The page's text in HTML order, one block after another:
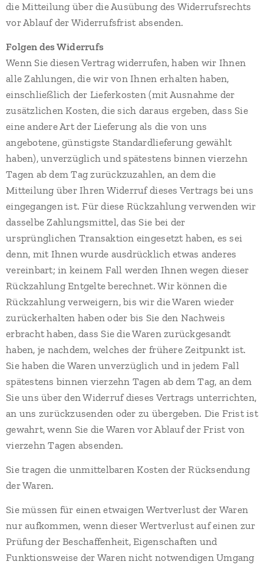
die Mitteilung über die Ausübung des Widerrufsrechts
vor Ablauf der Widerrufsfrist absenden.
Folgen des Widerrufs
Wenn Sie diesen Vertrag widerrufen, haben wir Ihnen
alle Zahlungen, die wir von Ihnen erhalten haben,
einschließlich der Lieferkosten (mit Ausnahme der
zusätzlichen Kosten, die sich daraus ergeben, dass Sie
eine andere Art der Lieferung als die von uns
angebotene, günstigste Standardlieferung gewählt
haben), unverzüglich und spätestens binnen vierzehn
Tagen ab dem Tag zurückzuzahlen, an dem die
Mitteilung über Ihren Widerruf dieses Vertrags bei uns
eingegangen ist. Für diese Rückzahlung verwenden wir
dasselbe Zahlungsmittel, das Sie bei der
ursprünglichen Transaktion eingesetzt haben, es sei
denn, mit Ihnen wurde ausdrücklich etwas anderes
vereinbart; in keinem Fall werden Ihnen wegen dieser
Rückzahlung Entgelte berechnet. Wir können die
Rückzahlung verweigern, bis wir die Waren wieder
zurückerhalten haben oder bis Sie den Nachweis
erbracht haben, dass Sie die Waren zurückgesandt
haben, je nachdem, welches der frühere Zeitpunkt ist.
Sie haben die Waren unverzüglich und in jedem Fall
spätestens binnen vierzehn Tagen ab dem Tag, an dem
Sie uns über den Widerruf dieses Vertrags unterrichten,
an uns zurückzusenden oder zu übergeben. Die Frist ist
gewahrt, wenn Sie die Waren vor Ablauf der Frist von
vierzehn Tagen absenden.
Sie tragen die unmittelbaren Kosten der Rücksendung
der Waren.
Sie müssen für einen etwaigen Wertverlust der Waren
nur aufkommen, wenn dieser Wertverlust auf einen zur
Prüfung der Beschaffenheit, Eigenschaften und
Funktionsweise der Waren nicht notwendigen Umgang